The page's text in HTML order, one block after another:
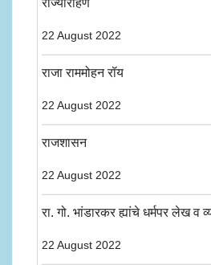
22 August 2022
राजा राममोहन रॉय
22 August 2022
राजशासन
22 August 2022
रा. गो. भांडारकर ह्यांचे धर्मपर लेख व
22 August 2022